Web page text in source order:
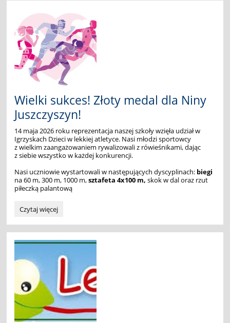
Wielki sukces! Złoty medal dla Niny
Juszczyszyn!
14 maja 2026 roku reprezentacja naszej szkoły wzięła udział w
Igrzyskach Dzieci w lekkiej atletyce. Nasi młodzi sportowcy
z wielkim zaangażowaniem rywalizowali z rówieśnikami, dając
z siebie wszystko w każdej konkurencji.
Nasi uczniowie wystartowali w następujących dyscyplinach: biegi
na 60 m, 300 m, 1000 m,sztafeta 4x100 m,skok w dal oraz rzut
piłeczką palantową
Wielki
Złoty
dla
Juszczyszyn!:
Czytaj więcej